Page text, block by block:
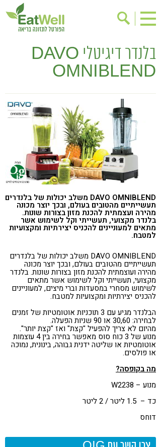
הרשמה לניוזלטר
אודות
בישול בריא
אינדקס עסקים
תוספי תזונה
מתכוני בריאות
אירועים
שינוי תזונתי
גישות בתזונה
דיאטה
ניקוי רעלים
מזונות על
תזונה וספורט
הפרעות קשב & ריכוז
אכילה רגשית
רגישות לגלוטן
טעים להכיר
קורונה
בלנדר דיגיטלי DAVO
OMNIBLEND
DAVO OMNIBLEND משלב יכולות של בלנדרים
תעשייתיים מהטובים בעולם, ובכך יוצר מכונה
מהירה ועצמתית להכנת מזון בצורות שונות.
בלנדר מקצועי, תעשייתי וקל לשימוש אשר
מתאים למעוניינים להכניס יצירתיות ומקצועיות
למטבח.
DAVO OMNIBLEND משלב יכולות של בלנדרים
תעשייתיים מהטובים בעולם, ובכך יוצר מכונה
מהירה ועוצמתית להכנת מזון בצורות שונות. בלנדר
מקצועי, תעשייתי וקל לשימוש אשר מתאים
לשימוש מסחרי במסעדות וברי מיצים, למעוניינים
להכניס יצירתיות ומקצועיות למטבח.
הבלנדר מגיע עם 3 תוכניות אוטומטיות של זמנים
לבחירה: 30,60 או 90 שניות הפעלה.
מהיום לא צריך להפעיל "קצת" ואז "קצת יותר".
מנוע של 3 כוח סוס מאפשר בחירה בין 4 עוצמות
אוטומטיות או שליטה ידנית גבוהה, בינונית, נמוכה
או פולסים.
מה בקופסה?
מנוע – W2238
כד – 1.5 ליטר / 2 ליטר
דוחס